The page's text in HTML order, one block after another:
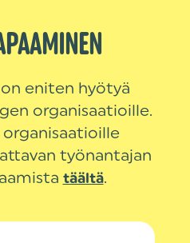
eniten hyötyä
organisaatioille.
työnantajan
täältä.